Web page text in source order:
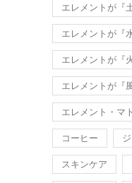
エレメントが『
エレメントが『
エレメントが『
エレメントが『
エレメント・マ
コーヒー
スキンケア